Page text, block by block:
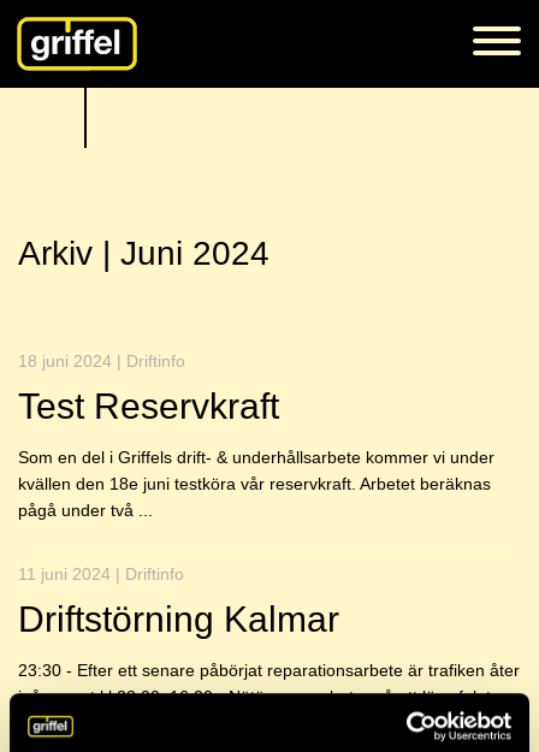
Arkiv | Juni 2024
18 juni 2024 | Driftinfo
Test Reservkraft
Som en del i Griffels drift- & underhållsarbete kommer vi under
kvällen den 18e juni testköra vår reservkraft. Arbetet beräknas
pågå under två ...
11 juni 2024 | Driftinfo
Driftstörning Kalmar
23:30 - Efter ett senare påbörjat reparationsarbete är trafiken åter
igång runt kl.23:00. 16:20 - Nätägaren arbetar på att lösa felet.
Uppskatta...